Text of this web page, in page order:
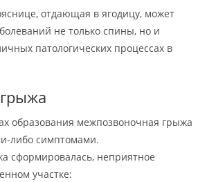
отдающая в ягодицу, может
не только спины, но и
патологических процессах в
образования межпозвоночная грыжа
либо симптомами.
сформировалась, неприятное
участке: